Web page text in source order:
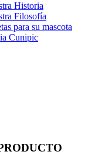
Historia
Filosofía
para su mascota
Cunipic